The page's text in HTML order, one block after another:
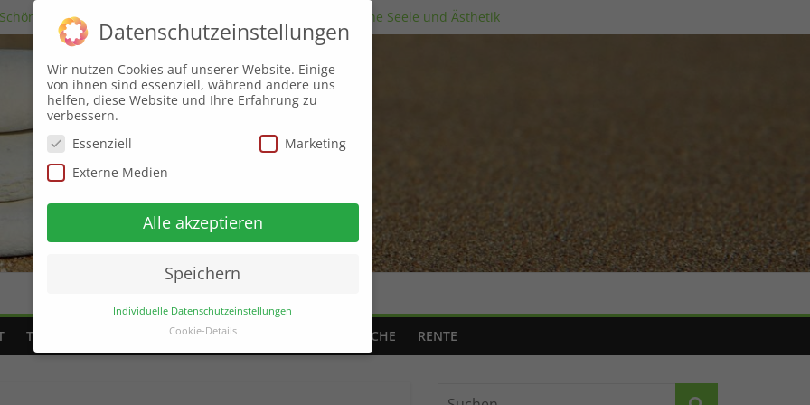
des Unvollkommenen“: Ein Blick auf die Menschliche Seele und Ästhetik
der Kunst des positiven Denkens
von Träumen für unsere persönliche Entwicklung
innerer Harmonie
THERAPIEARTEN SCHLAF ZEIT PSYCHE RENTE
Datenschutzeinstellungen
Wir nutzen Cookies auf unserer Website. Einige
von ihnen sind essenziell, während andere uns
helfen, diese Website und Ihre Erfahrung zu
verbessern.
Essenziell
Marketing
Externe Medien
Alle akzeptieren
Speichern
Individuelle Datenschutzeinstellungen
Cookie-Details
Datenschutzeinstellungen